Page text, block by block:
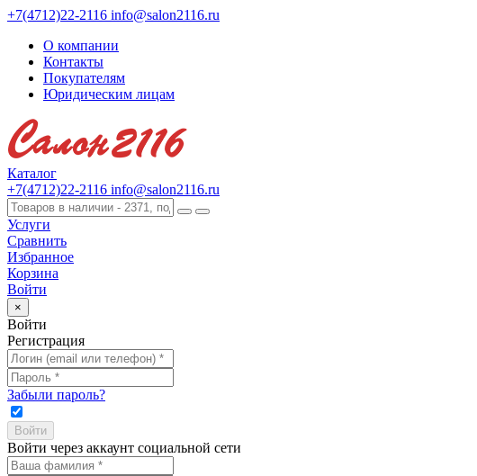
+7(4712)22-2116 info@salon2116.ru
О компании
Контакты
Покупателям
Юридическим лицам
Каталог
+7(4712)22-2116 info@salon2116.ru
Услуги
Сравнить
Избранное
Корзина
Войти
×
Войти
Регистрация
Забыли пароль?
Войти через аккаунт социальной сети